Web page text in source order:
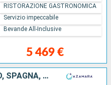
5 469 €
RISTORAZIONE GASTRONOMICA
Servizio impeccabile
Bevande All-Inclusive
ITALIA, MAIORCA, MAROCCO, SPAGNA, PORTOGALLO